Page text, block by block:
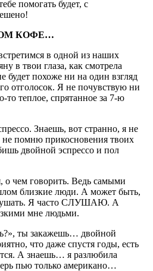
помогать будет, с
КОФЕ…
в одной из наших
в твои глаза, как смотрела
будет похоже ни на один взгляд
отголосок. Я не почувствую ни
теплое, спрятанное за 7-ю
Знаешь, вот странно, я не
не помню прикосновения твоих
двойной эспрессо и пол
о чем говорить. Ведь самыми
близкие люди. А может быть,
Я часто СЛУШАЮ. А
мне людьми.
ты закажешь… двойной
что даже спустя годы, есть
А знаешь… я разлюбила
пью только американо…